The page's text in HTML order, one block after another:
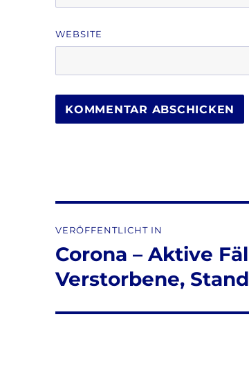
WEBSITE
VERÖFFENTLICHT IN
Corona – Aktive
Verstorbene,